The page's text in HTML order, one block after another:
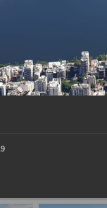
своей
(Catedral